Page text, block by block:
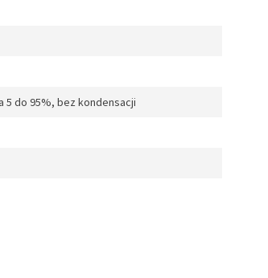
5 do 95%, bez kondensacji